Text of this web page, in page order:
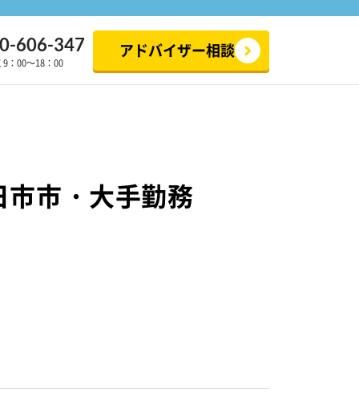
606-347
：00～18：00
アドバイザー相談
市市・大手勤務